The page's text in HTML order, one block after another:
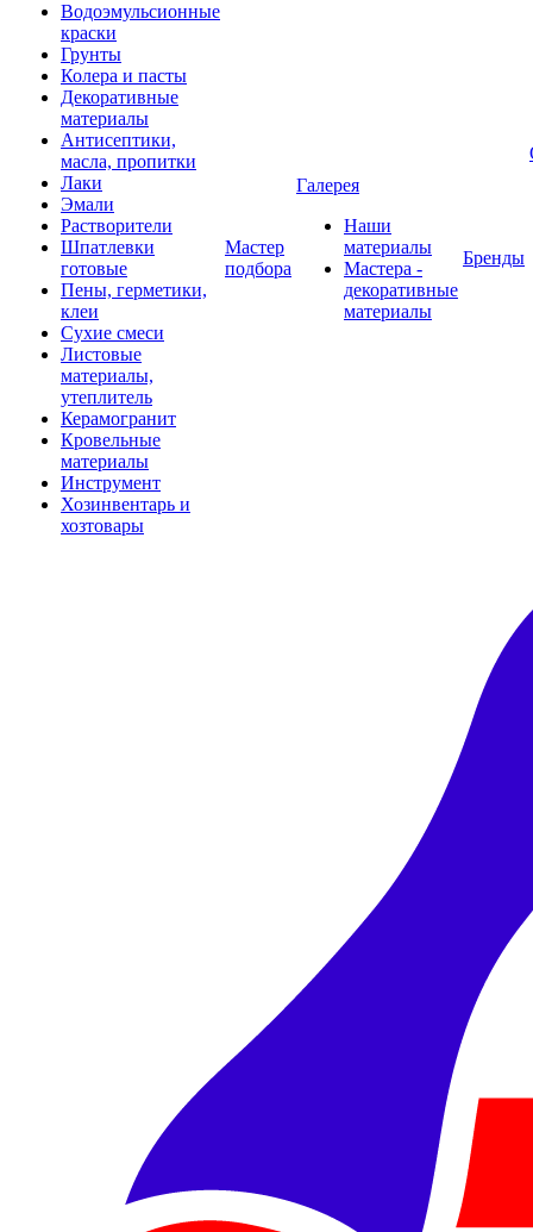
Водоэмульсионные
краски
Грунты
Колера и пасты
Декоративные
материалы
Антисептики,
масла, пропитки
Лаки
Эмали
Растворители
Шпатлевки
готовые
Пены, герметики,
клеи
Сухие смеси
Листовые
материалы,
утеплитель
Керамогранит
Кровельные
материалы
Инструмент
Хозинвентарь и
хозтовары
Мастер
подбора
Галерея
Наши
материалы
Мастера -
декоративные
материалы
Бренды